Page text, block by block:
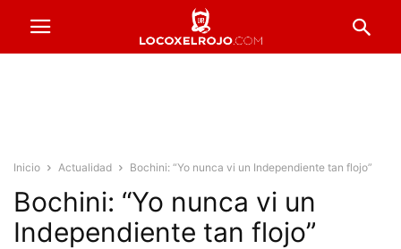
Inicio Actualidad Bochini: “Yo nunca vi un Independiente tan flojo”
Bochini: “Yo nunca vi un
Independiente tan flojo”